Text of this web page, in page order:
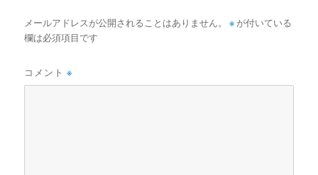
メールアドレスが公開されることはありません。 ※ が付いている
欄は必須項目です
コメント※